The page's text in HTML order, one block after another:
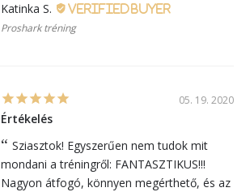
Katinka S.
Proshark tréning
05. 19. 2020
Értékelés
Sziasztok! Egyszerűen nem tudok mit
mondani a tréningről: FANTASZTIKUS!!!
Nagyon átfogó, könnyen megérthető, és az